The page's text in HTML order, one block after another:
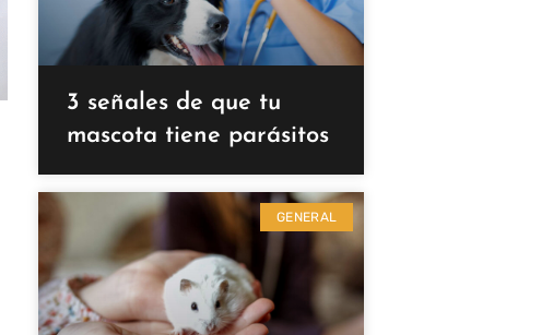
3 señales de que tu
mascota tiene parásitos
GENERAL